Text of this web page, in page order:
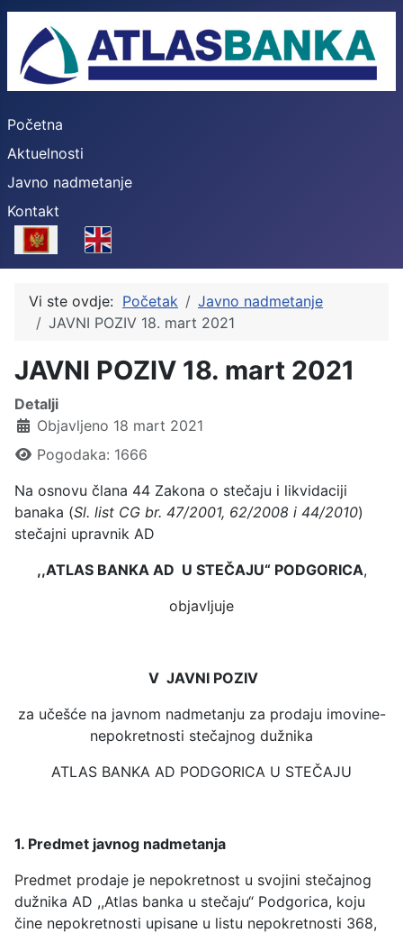
Početna
Aktuelnosti
Javno nadmetanje
Kontakt
Select your language
Vi ste ovdje: Početak
Javno nadmetanje
JAVNI POZIV 18. mart 2021
JAVNI POZIV 18. mart 2021
Detalji
Objavljeno 18 mart 2021
Pogodaka: 1666
Na osnovu člana 44 Zakona o stečaju i likvidaciji
banaka (Sl. list CG br. 47/2001, 62/2008 i 44/2010)
stečajni upravnik AD
,,ATLAS BANKA AD U STEČAJU“ PODGORICA,
objavljuje
V JAVNI POZIV
za učešće na javnom nadmetanju za prodaju imovine-
nepokretnosti stečajnog dužnika
ATLAS BANKA AD PODGORICA U STEČAJU
1. Predmet javnog nadmetanja
Predmet prodaje je nepokretnost u svojini stečajnog
dužnika AD ,,Atlas banka u stečaju“ Podgorica, koju
čine nepokretnosti upisane u listu nepokretnosti 368,